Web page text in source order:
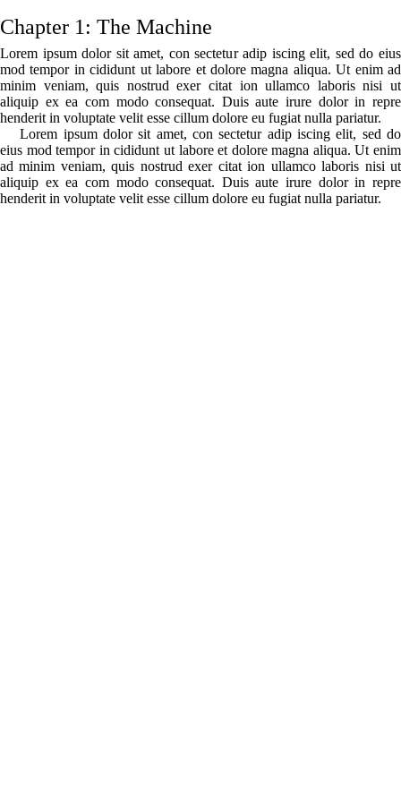
Chapter 1: The Machine
Lorem ipsum dolor sit amet, con sectetur adip iscing elit, sed do eius
mod tempor in cididunt ut labore et dolore magna aliqua. Ut enim ad
minim veniam, quis nostrud exer citat ion ullamco laboris nisi ut
aliquip ex ea com modo consequat. Duis aute irure dolor in repre
henderit in voluptate velit esse cillum dolore eu fugiat nulla pariatur.
Lorem ipsum dolor sit amet, con sectetur adip iscing elit, sed do
eius mod tempor in cididunt ut labore et dolore magna aliqua. Ut enim
ad minim veniam, quis nostrud exer citat ion ullamco laboris nisi ut
aliquip ex ea com modo consequat. Duis aute irure dolor in repre
henderit in voluptate velit esse cillum dolore eu fugiat nulla pariatur.